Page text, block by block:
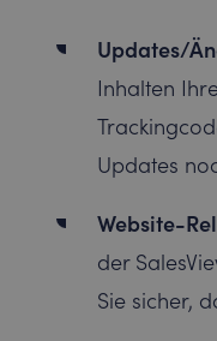
Updates/
Inhalten
Updates
Website-
der
Sie sicher,